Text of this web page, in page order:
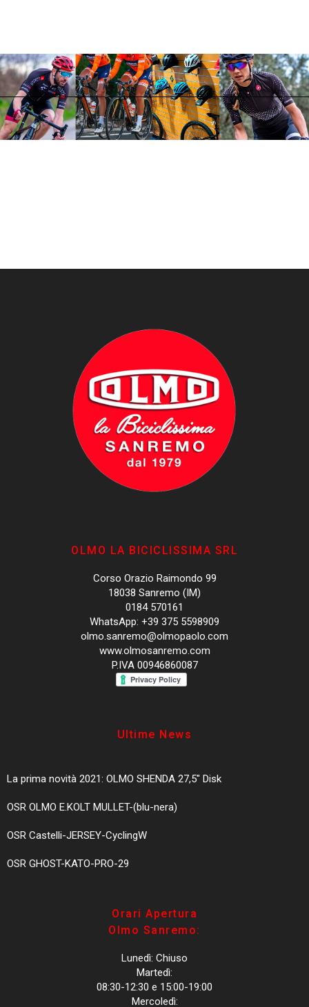
OLMO LA BICICLISSIMA SRL
Corso Orazio Raimondo 99
18038 Sanremo (IM)
0184 570161
WhatsApp: +39 375 5598909
olmo.sanremo@olmopaolo.com
www.olmosanremo.com
P.IVA 00946860087
Ultime News
La prima novità 2021: OLMO SHENDA 27,5″ Disk
OSR OLMO E.KOLT MULLET-(blu-nera)
OSR Castelli-JERSEY-CyclingW
OSR GHOST-KATO-PRO-29
Orari Apertura
Olmo Sanremo:
Lunedì: Chiuso
Martedì:
08:30-12:30 e 15:00-19:00
Mercoledì: